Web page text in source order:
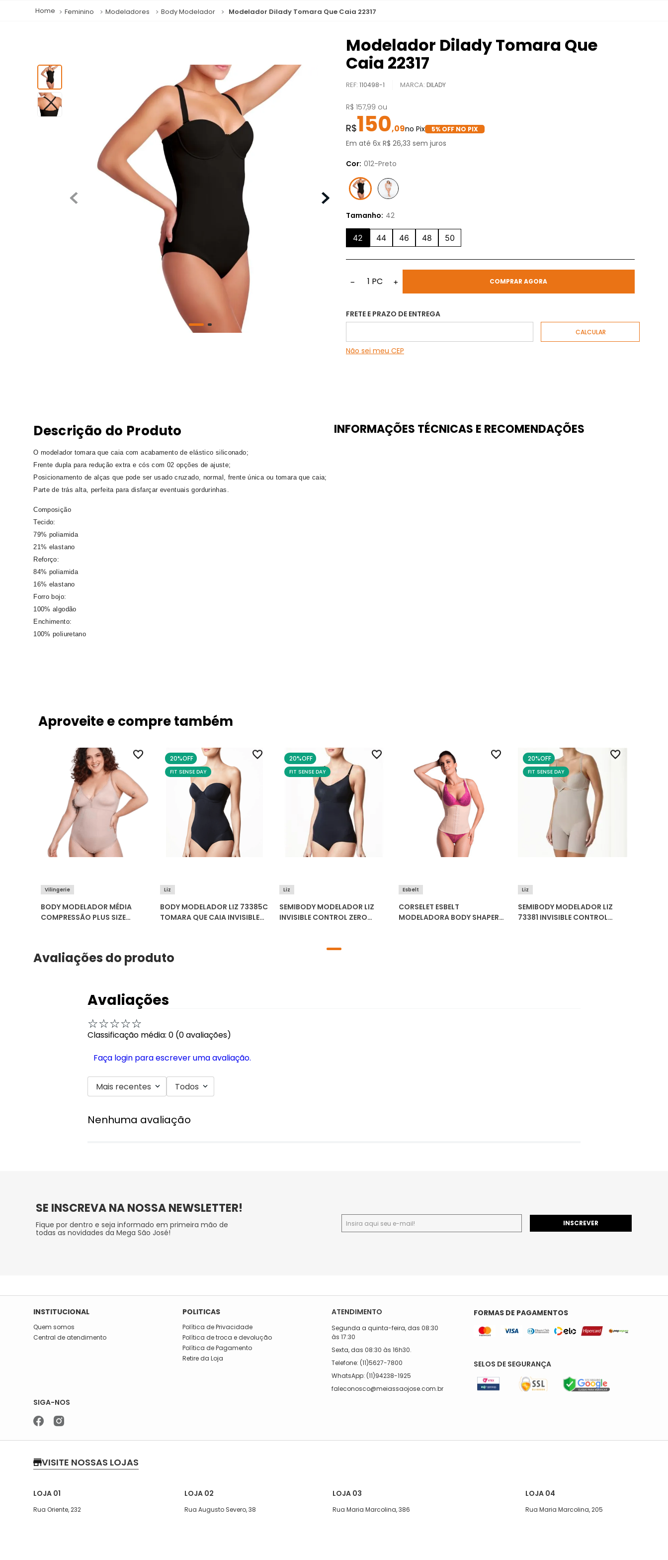
Feminino Modeladores Body Modelador Modelador Dilady Tomara Que Caia 22317
Modelador Dilady Tomara Que
Caia 22317
REF: 110498-1 DILADY
R$ 157,99 ou
150,09 5% OFF NO PIX
Em até 6x R$ 26,33 sem juros
Cor: 012-Preto
Tamanho: 42
42 44 46 48 50
− 1 PC + COMPRAR AGORA
FRETE E PRAZO DE ENTREGA
Não sei meu CEP
Descrição do Produto
O modelador tomara que caia com acabamento de elástico siliconado;
Frente dupla para redução extra e cós com 02 opções de ajuste;
Posicionamento de alças que pode ser usado cruzado, normal, frente única ou tomara que caia;
Parte de trás alta, perfeita para disfarçar eventuais gordurinhas.
Composição
Tecido:
79% poliamida
21% elastano
Reforço:
84% poliamida
16% elastano
Forro bojo:
100% algodão
Enchimento:
100% poliuretano
INFORMAÇÕES TÉCNICAS E RECOMENDAÇÕES
Aproveite e compre também
Vilingerie
BODY MODELADOR MÉDIA
COMPRESSÃO PLUS SIZE
20%OFF
FIT SENSE DAY
Liz
BODY MODELADOR LIZ 73385C
TOMARA QUE CAIA INVISIBLE
20%OFF
FIT SENSE DAY
Liz
SEMIBODY MODELADOR LIZ
INVISIBLE CONTROL ZERO
Esbelt
CORSELET ESBELT
MODELADORA BODY SHAPER
20%OFF
FIT SENSE DAY
Liz
SEMIBODY MODELADOR LIZ
73381 INVISIBLE CONTROL
Avaliações do produto
Avaliações
☆☆☆☆☆
Classificação média: 0 (0 avaliações)
Faça login para escrever uma avaliação.
Mais recentes Todos
Nenhuma avaliação
SE INSCREVA NA NOSSA NEWSLETTER!
Fique por dentro e seja informado em primeira mão de
todas as novidades da Mega São José!
INSCREVER
INSTITUCIONAL
Quem somos
Central de atendimento
POLITICAS
Política de Privacidade
Política de troca e devolução
Política de Pagamento
Retire da Loja
ATENDIMENTO
Segunda a quinta-feira, das 08:30
às 17:30
Sexta, das 08:30 às 16h30.
Telefone: (11)5627-7800
WhatsApp: (11)94238-1925
faleconosco@meiassaojose.com.br
SIGA-NOS
FORMAS DE PAGAMENTOS
SELOS DE SEGURANÇA
VISITE NOSSAS LOJAS
LOJA 01
Rua Oriente, 232
LOJA 02
Rua Augusto Severo, 38
LOJA 03
Rua Maria Marcolina, 386
LOJA 04
Rua Maria Marcolina, 205